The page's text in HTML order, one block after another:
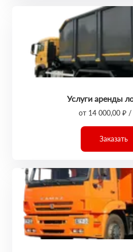
Услуги аренды
от 14 000,00 ₽ /
Заказать